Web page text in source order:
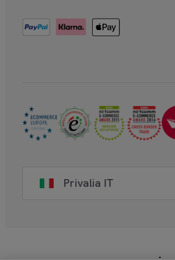
Privalia IT